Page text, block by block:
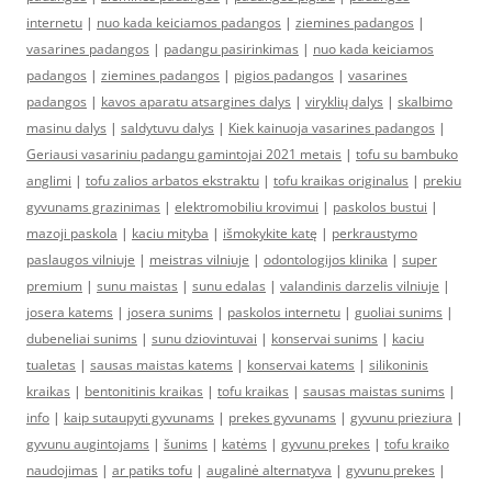
internetu | nuo kada keiciamos padangos | ziemines padangos |
vasarines padangos | padangu pasirinkimas | nuo kada keiciamos
padangos | ziemines padangos | pigios padangos | vasarines
padangos | kavos aparatu atsargines dalys | viryklių dalys | skalbimo
masinu dalys | saldytuvu dalys | Kiek kainuoja vasarines padangos |
Geriausi vasariniu padangu gamintojai 2021 metais | tofu su bambuko
anglimi | tofu zalios arbatos ekstraktu | tofu kraikas originalus | prekiu
gyvunams grazinimas | elektromobiliu krovimui | paskolos bustui |
mazoji paskola | kaciu mityba | išmokykite katę | perkraustymo
paslaugos vilniuje | meistras vilniuje | odontologijos klinika | super
premium | sunu maistas | sunu edalas | valandinis darzelis vilniuje |
josera katems | josera sunims | paskolos internetu | guoliai sunims |
dubeneliai sunims | sunu dziovintuvai | konservai sunims | kaciu
tualetas | sausas maistas katems | konservai katems | silikoninis
kraikas | bentonitinis kraikas | tofu kraikas | sausas maistas sunims |
info | kaip sutaupyti gyvunams | prekes gyvunams | gyvunu prieziura |
gyvunu augintojams | šunims | katėms | gyvunu prekes | tofu kraiko
naudojimas | ar patiks tofu | augalinė alternatyva | gyvunu prekes |